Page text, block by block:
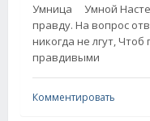
Умница Умной
правду. На вопрос
никогда не лгут,
правдивыми
Комментировать